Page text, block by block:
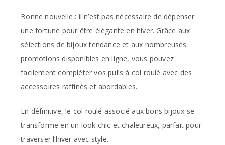
Bonne nouvelle : il n’est pas nécessaire de dépenser
une fortune pour être élégante en hiver. Grâce aux
sélections de bijoux tendance et aux nombreuses
promotions disponibles en ligne, vous pouvez
facilement compléter vos pulls à col roulé avec des
accessoires raffinés et abordables.
En définitive, le col roulé associé aux bons bijoux se
transforme en un look chic et chaleureux, parfait pour
traverser l’hiver avec style.